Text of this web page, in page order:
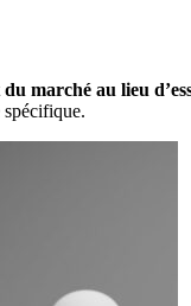
du marché au lieu